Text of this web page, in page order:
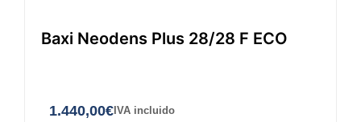
Baxi Neodens Plus 28/28 F ECO
1.440,00€ IVA incluido